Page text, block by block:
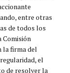
entre otras
de todos los
Comisión
la firma del
el
de resolver la